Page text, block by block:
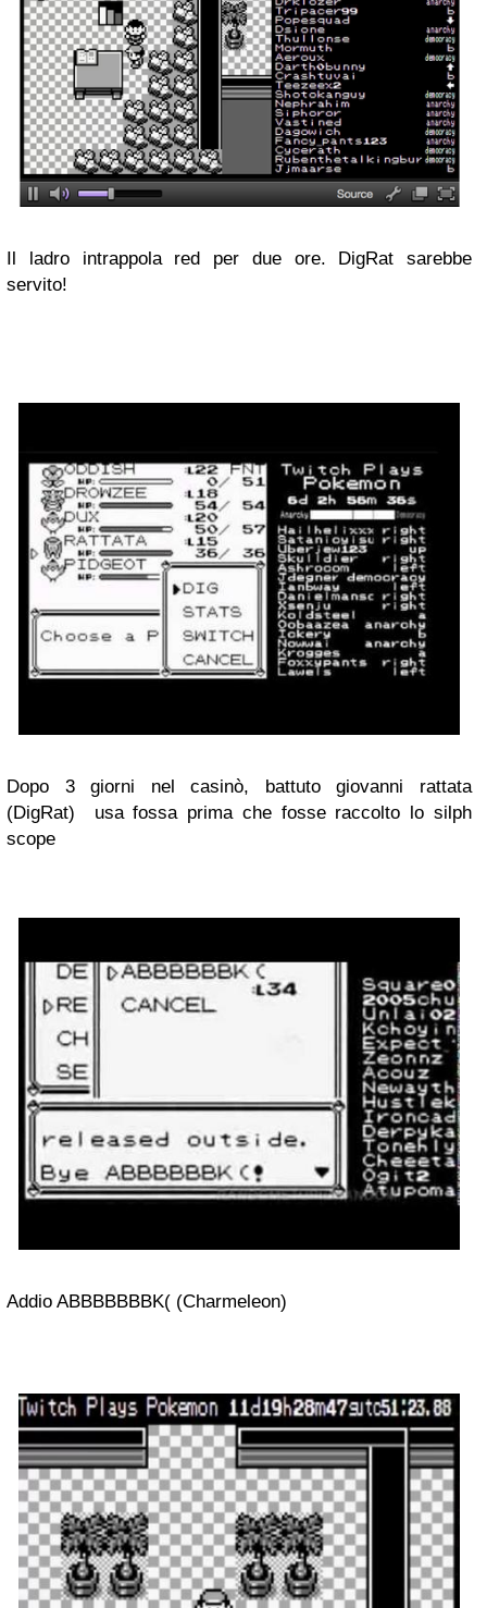
Il ladro intrappola red per due ore. DigRat sarebbe
servito!
Dopo 3 giorni nel casinò, battuto giovanni rattata
(DigRat) usa fossa prima che fosse raccolto lo silph
scope
Addio ABBBBBBBK( (Charmeleon)